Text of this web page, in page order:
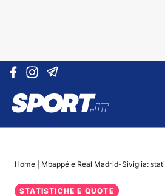
Vai al contenuto
Home Mbappé e Real Madrid-Siviglia:
STATISTICHE E QUOTE